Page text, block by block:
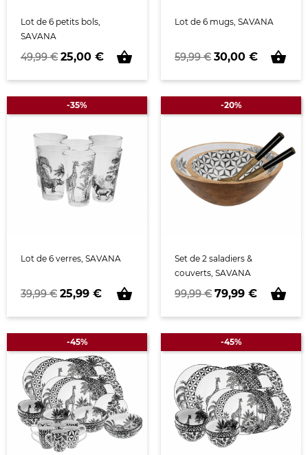
Lot de 6 petits bols,
SAVANA
Prix de base
49,99 € Prix
25,00 € shopping_basket
Lot de 6 mugs, SAVANA
Prix de base
59,99 € Prix
30,00 € shopping_basket
Lot de 6 verres, SAVANA
Prix de base
39,99 € Prix
25,99 € shopping_basket
-35%
Set de 2 saladiers &
couverts, SAVANA
Prix de base
99,99 € Prix
79,99 € shopping_basket
-20%
-45% -45%